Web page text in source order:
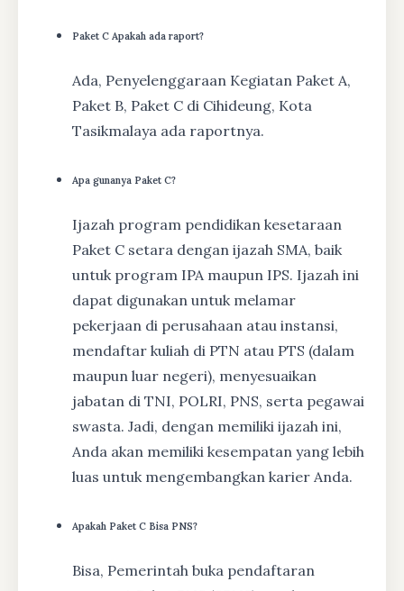
Paket C Apakah ada raport?
Ada, Penyelenggaraan Kegiatan Paket A,
Paket B, Paket C di Cihideung, Kota
Tasikmalaya ada raportnya.
Apa gunanya Paket C?
Ijazah program pendidikan kesetaraan
Paket C setara dengan ijazah SMA, baik
untuk program IPA maupun IPS. Ijazah ini
dapat digunakan untuk melamar
pekerjaan di perusahaan atau instansi,
mendaftar kuliah di PTN atau PTS (dalam
maupun luar negeri), menyesuaikan
jabatan di TNI, POLRI, PNS, serta pegawai
swasta. Jadi, dengan memiliki ijazah ini,
Anda akan memiliki kesempatan yang lebih
luas untuk mengembangkan karier Anda.
Apakah Paket C Bisa PNS?
Bisa, Pemerintah buka pendaftaran